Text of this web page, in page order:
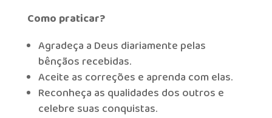
Como praticar?
Agradeça a Deus diariamente pelas
bênçãos recebidas.
Aceite as correções e aprenda com elas.
Reconheça as qualidades dos outros e
celebre suas conquistas.